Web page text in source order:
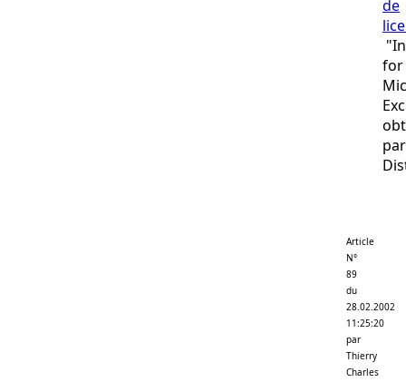
de
for
par
Article
N°
89
du
28.02.2002
11:25:20
par
Thierry
Charles